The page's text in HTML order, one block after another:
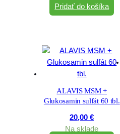
Pridať do košíka
ALAVIS MSM +
Glukosamin sulfát 60 tbl.
20,00€
Na sklade